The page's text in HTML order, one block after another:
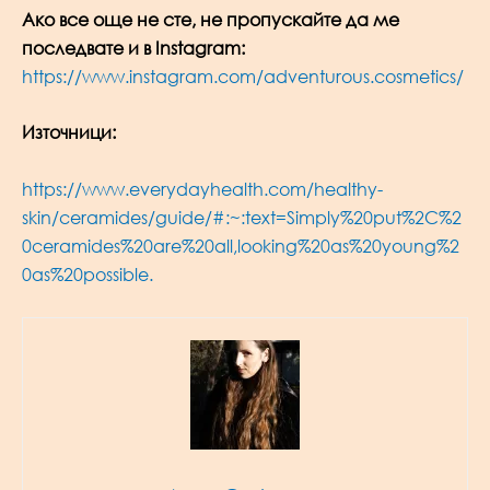
Ако все още не сте, не пропускайте да ме
последвате и в Instagram:
https://www.instagram.com/adventurous.cosmetics/
Източници:
https://www.everydayhealth.com/healthy-
skin/ceramides/guide/#:~:text=Simply%20put%2C%2
0ceramides%20are%20all,looking%20as%20young%2
0as%20possible.